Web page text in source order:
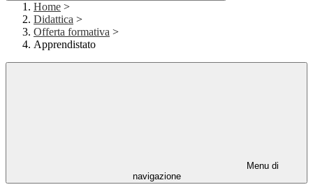
Home >
Didattica >
Offerta formativa >
Apprendistato
Menu di
navigazione